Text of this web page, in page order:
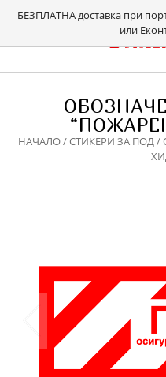
БЕЗПЛАТНА доставка при
или
НАЧАЛО/СТИКЕРИ ЗА ПОД/